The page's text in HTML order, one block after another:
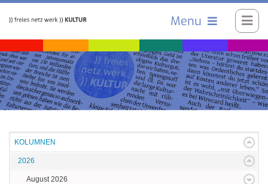
Menu
KOLUMNEN
2026
August 2026